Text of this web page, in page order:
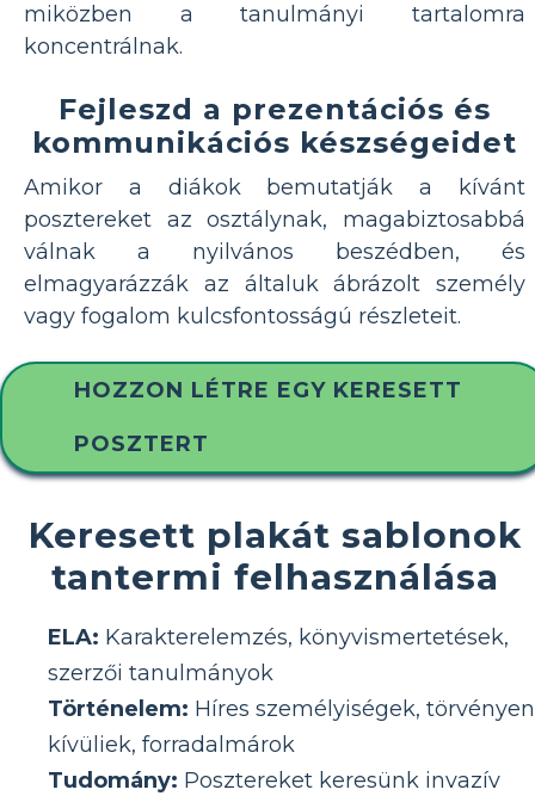
miközben a tanulmányi tartalomra
koncentrálnak.
Fejleszd a prezentációs és
kommunikációs készségeidet
Amikor a diákok bemutatják a kívánt
posztereket az osztálynak, magabiztosabbá
válnak a nyilvános beszédben, és
elmagyarázzák az általuk ábrázolt személy
vagy fogalom kulcsfontosságú részleteit.
HOZZON LÉTRE EGY KERESETT
POSZTERT
Keresett plakát sablonok
tantermi felhasználása
ELA: Karakterelemzés, könyvismertetések,
szerzői tanulmányok
Történelem: Híres személyiségek, törvényen
kívüliek, forradalmárok
Tudomány: Posztereket keresünk invazív